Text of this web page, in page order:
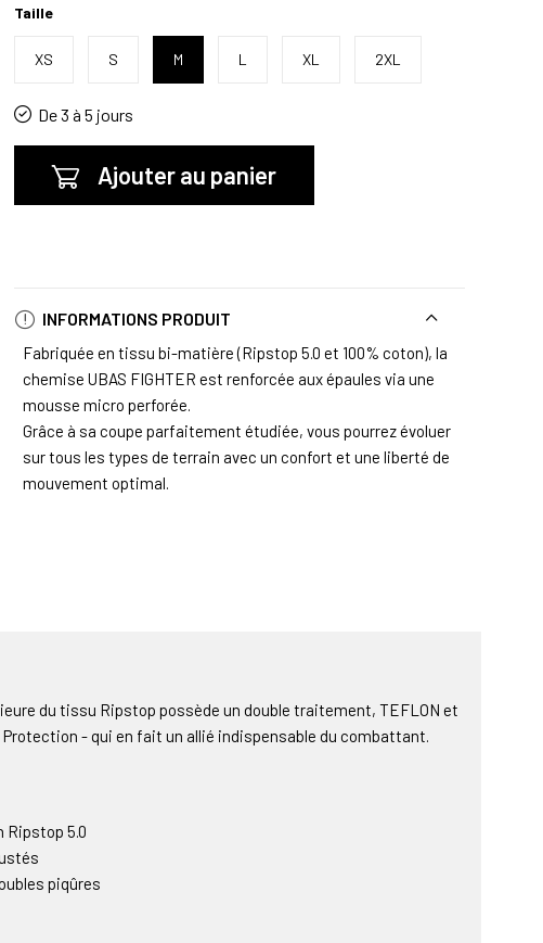
Taille
XS S M L XL 2XL
De 3 à 5 jours
Ajouter au panier
INFORMATIONS PRODUIT
Fabriquée en tissu bi-matière (Ripstop 5.0 et 100% coton), la
chemise UBAS FIGHTER est renforcée aux épaules via une
mousse micro perforée.
Grâce à sa coupe parfaitement étudiée, vous pourrez évoluer
sur tous les types de terrain avec un confort et une liberté de
mouvement optimal.
du tissu Ripstop possède un double traitement, TEFLON et
Protection - qui en fait un allié indispensable du combattant.
Ripstop 5.0
piqûres